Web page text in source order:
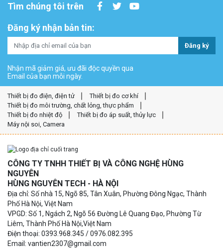
Tìm chúng tôi trên
Đăng ký nhận bản tin:
Đăng ký
Nhận mã giảm giá, ưu đãi độc quyền qua
Email của bạn mỗi ngày.
Thiết bị đo điện, điện tử
Thiết bị đo cơ khí
Thiết bị đo môi trường, chất lỏng, thực phẩm
Thiết bị đo nhiệt độ
Thiết bị đo áp suất, thủy lực
Máy nội soi, Camera
CÔNG TY TNHH THIẾT BỊ VÀ CÔNG NGHỆ HÙNG
NGUYÊN
HÙNG NGUYÊN TECH - HÀ NỘI
Địa chỉ: Số nhà 15, Ngõ 85, Tân Xuân, Phường Đông Ngạc, Thành
Phố Hà Nội, Việt Nam
VPGD: Số 1, Ngách 2, Ngõ 56 Đường Lê Quang Đạo, Phường Từ
Liêm, Thành Phố Hà Nội,Việt Nam
Điện thoại: 0393.968.345 / 0976.082.395
Email: vantien2307@gmail.com